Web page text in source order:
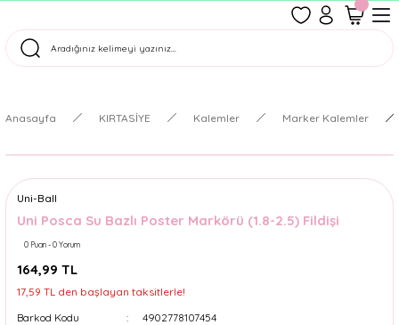
Tüm Siparişler Aynı Gün Kargoda!
Anasayfa KIRTASİYE Kalemler Marker Kalemler
Uni-Ball
Uni Posca Su Bazlı Poster Markörü (1.8-2.5) Fildişi
0 Puan - 0 Yorum
164,99 TL
17,59 TL den başlayan taksitlerle!
Barkod Kodu
4902778107454